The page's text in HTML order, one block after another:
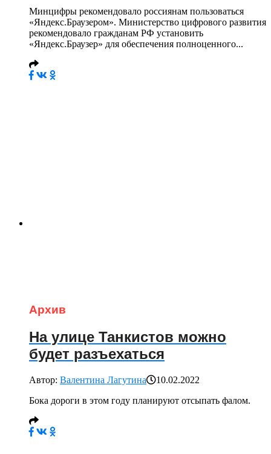
Минцифры рекомендовало россиянам пользоваться
«Яндекс.Браузером». Министерство цифрового развития
рекомендовало гражданам РФ установить
«Яндекс.Браузер» для обеспечения полноценного...
Архив
На улице Танкистов можно
будет разъехаться
Автор: Валентина Лагутина
10.02.2022
Бока дороги в этом году планируют отсыпать фалом.